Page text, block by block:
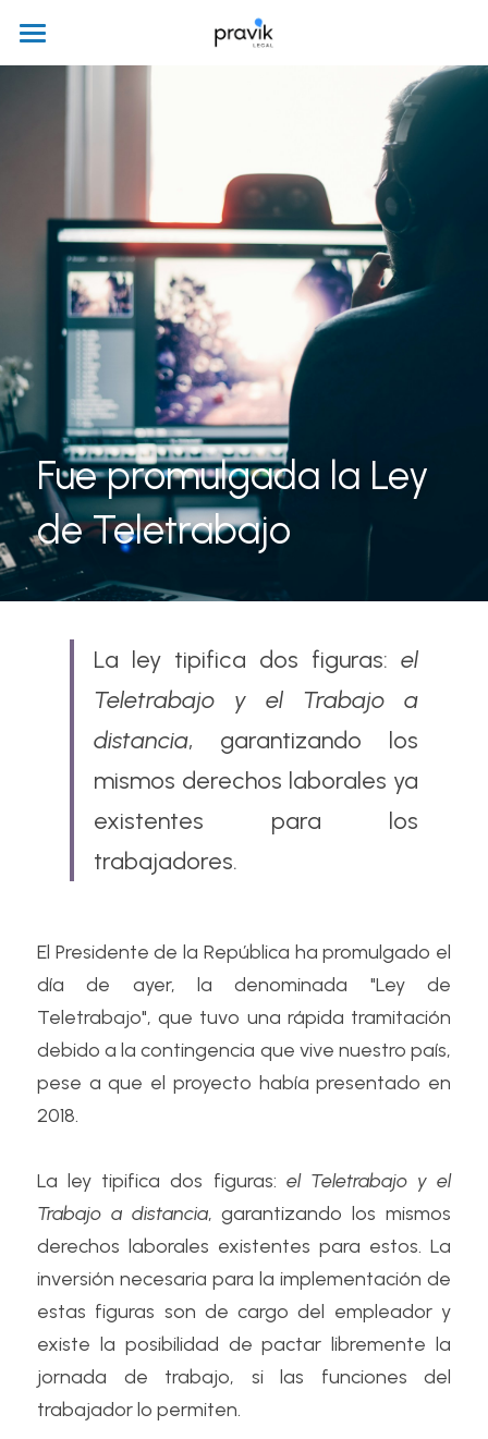
Inicio
+56978538531 +56962332961
contacto@praviklegal.com
Fue promulgada la Ley
de Teletrabajo
La ley tipifica dos figuras: el
Teletrabajo y el Trabajo a
distancia, garantizando los
mismos derechos laborales ya
existentes para los
trabajadores.
El Presidente de la República ha promulgado el
día de ayer, la denominada "Ley de
Teletrabajo", que tuvo una rápida tramitación
debido a la contingencia que vive nuestro país,
pese a que el proyecto había presentado en
2018.
La ley tipifica dos figuras: el Teletrabajo y el
Trabajo a distancia, garantizando los mismos
derechos laborales existentes para estos. La
inversión necesaria para la implementación de
estas figuras son de cargo del empleador y
existe la posibilidad de pactar libremente la
jornada de trabajo, si las funciones del
trabajador lo permiten.